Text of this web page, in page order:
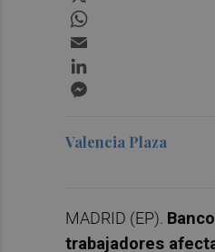
Valencia Plaza
MADRID (EP).
trabajadores